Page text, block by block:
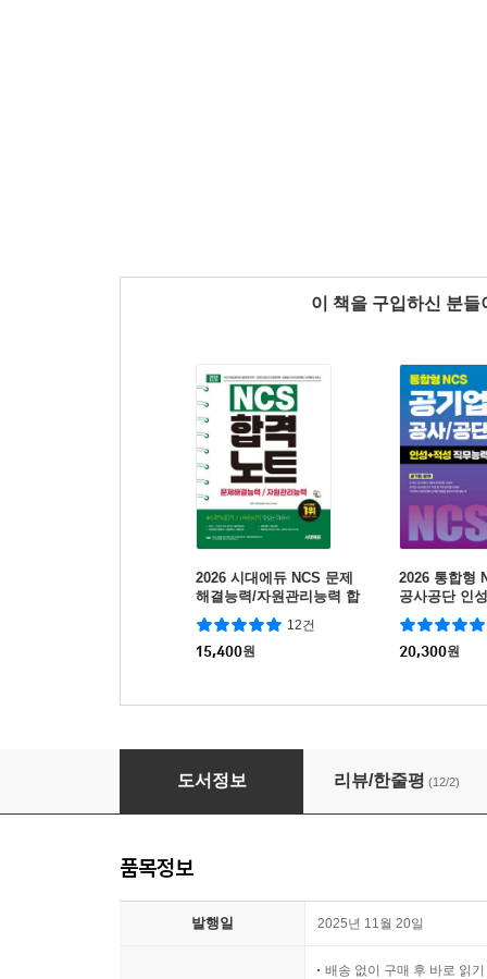
이 책을 구입하신 분
2026 시대에듀 NCS 문제
해결능력/자원관리능력 합
격노트
12건
15,400원
2026 통합형
공사공단 인
능력검사
20,300원
2026 시대에듀 모듈형 NCS 집중학습 봉투모의
도서정보 리뷰/한줄평 (12/2)
품목정보
발행일 2025년 11월 20일
배송 없이 구매 후 바로 읽기